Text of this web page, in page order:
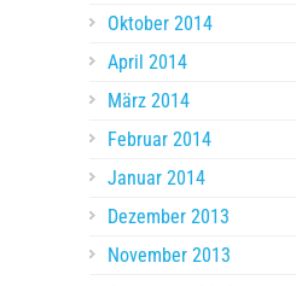
Oktober 2014
April 2014
März 2014
Februar 2014
Januar 2014
Dezember 2013
November 2013